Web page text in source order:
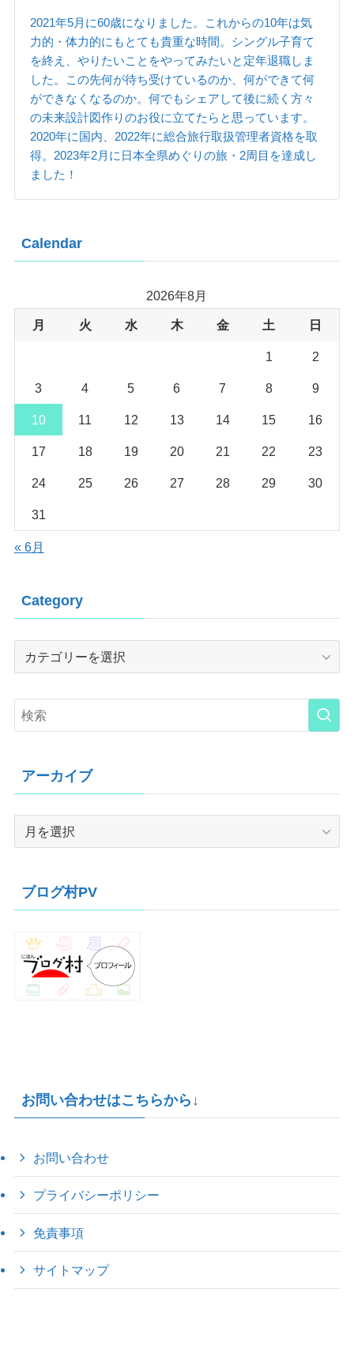
2021年5月に60歳になりました。これからの10年は気
力的・体力的にもとても貴重な時間。シングル子育て
を終え、やりたいことをやってみたいと定年退職しま
した。この先何が待ち受けているのか、何ができて何
ができなくなるのか。何でもシェアして後に続く方々
の未来設計図作りのお役に立てたらと思っています。
2020年に国内、2022年に総合旅行取扱管理者資格を取
得。2023年2月に日本全県めぐりの旅・2周目を達成し
ました！
Calendar
2026年8月
月 火 水 木 金 土 日
1 2
3 4 5 6 7 8 9
10 11 12 13 14 15 16
17 18 19 20 21 22 23
24 25 26 27 28 29 30
31
« 6月
Category
Category
アーカイブ
ブ
ブログ村PV
お問い合わせはこちらから↓
お問い合わせ
プライバシーポリシー
免責事項
サイトマップ